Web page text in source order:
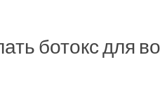
ботокс для